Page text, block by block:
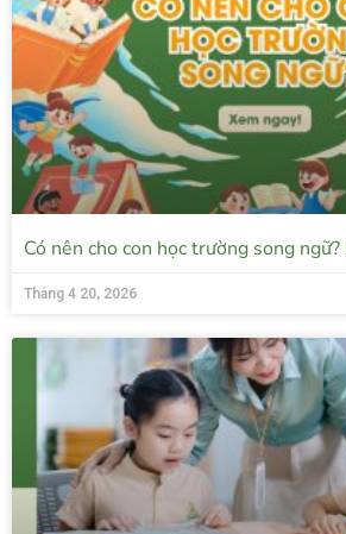
Có nên cho con học trường song
Tháng 4 20, 2026